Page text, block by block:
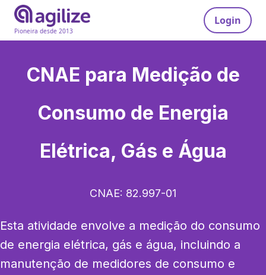
Pioneira desde 2013
Login
CNAE para Medição de
Consumo de Energia
Elétrica, Gás e Água
CNAE: 82.997-01
Esta atividade envolve a medição do consumo
de energia elétrica, gás e água, incluindo a
manutenção de medidores de consumo e